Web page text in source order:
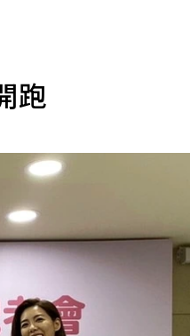
跑